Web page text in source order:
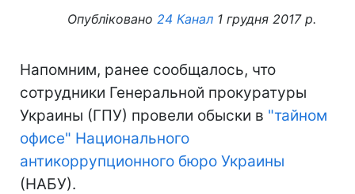
Опубліковано 24 Канал 1 грудня 2017 р.
Напомним, ранее сообщалось, что
сотрудники Генеральной прокуратуры
Украины (ГПУ) провели обыски в "тайном
офисе" Национального
антикоррупционного бюро Украины
(НАБУ).